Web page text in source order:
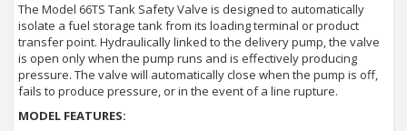
The Model 66TS Tank Safety Valve is designed to automatically
isolate a fuel storage tank from its loading terminal or product
transfer point. Hydraulically linked to the delivery pump, the valve
is open only when the pump runs and is effectively producing
pressure. The valve will automatically close when the pump is off,
fails to produce pressure, or in the event of a line rupture.
MODEL FEATURES: